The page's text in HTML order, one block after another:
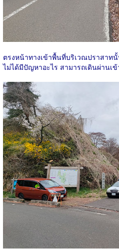
ตรงหน้าทางเข้าพื้นที่บริเวณปราสาท
ไม่ได้มีปัญหาอะไร สามารถเดินผ่านเข้